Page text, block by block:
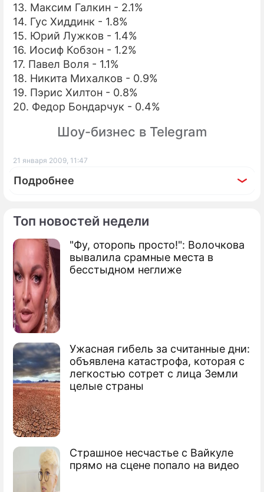
Топ новостей недели
"Фу, оторопь просто!": Волочкова
вывалила срамные места в
бесстыдном неглиже
Ужасная гибель за считанные дни:
объявлена катастрофа, которая с
легкостью сотрет с лица Земли
целые страны
Страшное несчастье с Вайкуле
прямо на сцене попало на видео
13. Максим Галкин - 2.1%
14. Гус Хиддинк - 1.8%
15. Юрий Лужков - 1.4%
16. Иосиф Кобзон - 1.2%
17. Павел Воля - 1.1%
18. Никита Михалков - 0.9%
19. Пэрис Хилтон - 0.8%
20. Федор Бондарчук - 0.4%
Шоу-бизнес в Telegram
21 января 2009, 11:47
Подробнее
По теме
Продолжение: В Белом доме
Картина Путина продана за $1,1
миллиона
Павел Глоба раскроет тайны звезд
Павел Глоба предсказал итоги выборов
Сюжеты
Первые лица